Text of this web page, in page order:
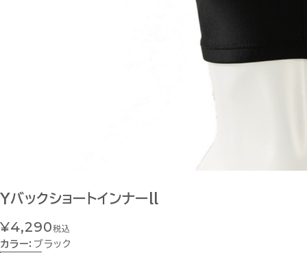
Yバックショートインナーll
¥4,290税込
カラー： ブラック